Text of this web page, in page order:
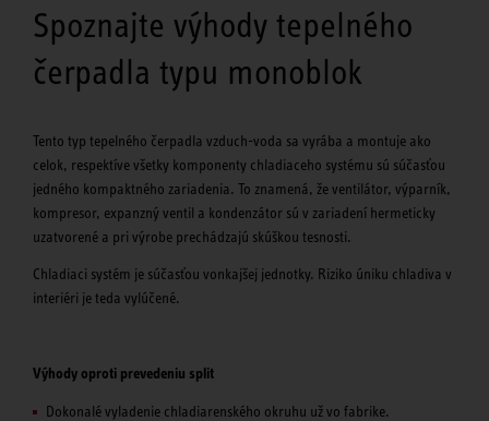
Spoznajte výhody tepelného
čerpadla typu monoblok
Tento typ tepelného čerpadla vzduch-voda sa vyrába a montuje ako
celok, respektíve všetky komponenty chladiaceho systému sú súčasťou
jedného kompaktného zariadenia. To znamená, že ventilátor, výparník,
kompresor, expanzný ventil a kondenzátor sú v zariadení hermeticky
uzatvorené a pri výrobe prechádzajú skúškou tesnosti.
Chladiaci systém je súčasťou vonkajšej jednotky. Riziko úniku chladiva v
interiéri je teda vylúčené.
Výhody oproti prevedeniu split
Dokonalé vyladenie chladiarenského okruhu už vo fabrike.